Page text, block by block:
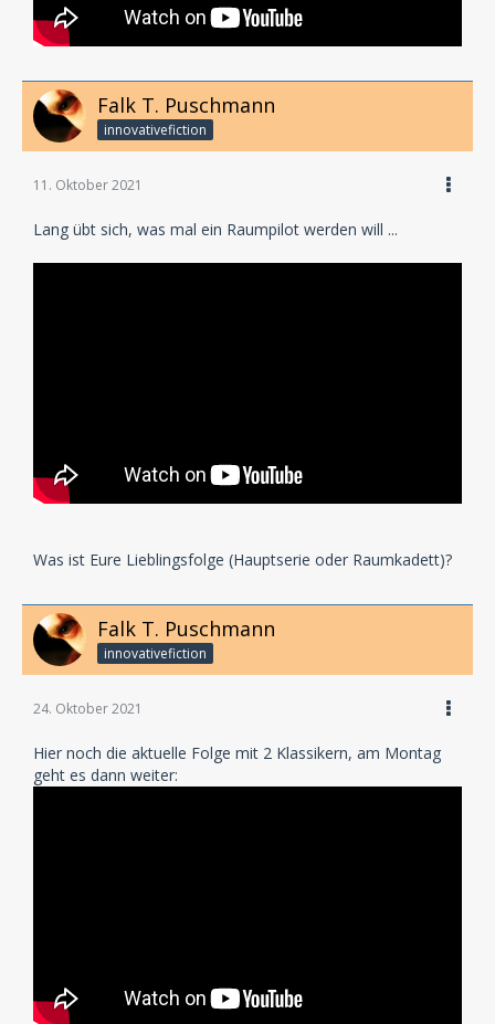
Falk T. Puschmann
innovativefiction
11. Oktober 2021
Lang übt sich, was mal ein Raumpilot werden will ...
Was ist Eure Lieblingsfolge (Hauptserie oder Raumkadett)?
Falk T. Puschmann
innovativefiction
24. Oktober 2021
Hier noch die aktuelle Folge mit 2 Klassikern, am Montag
geht es dann weiter: